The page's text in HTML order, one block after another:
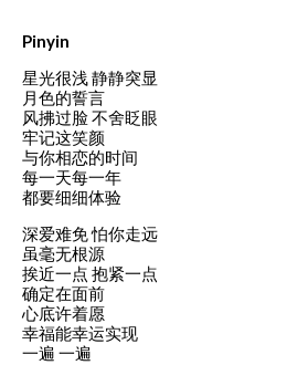
Pinyin
星光很浅 静静突显
月色的誓言
风拂过脸 不舍眨眼
牢记这笑颜
与你相恋的时间
每一天每一年
都要细细体验
深爱难免 怕你走远
虽毫无根源
挨近一点 抱紧一点
确定在面前
心底许着愿
幸福能幸运实现
一遍 一遍